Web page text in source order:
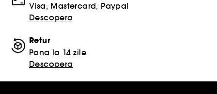
Visa, Mastercard, Paypal
Descopera
Retur
Pana la 14 zile
Descopera